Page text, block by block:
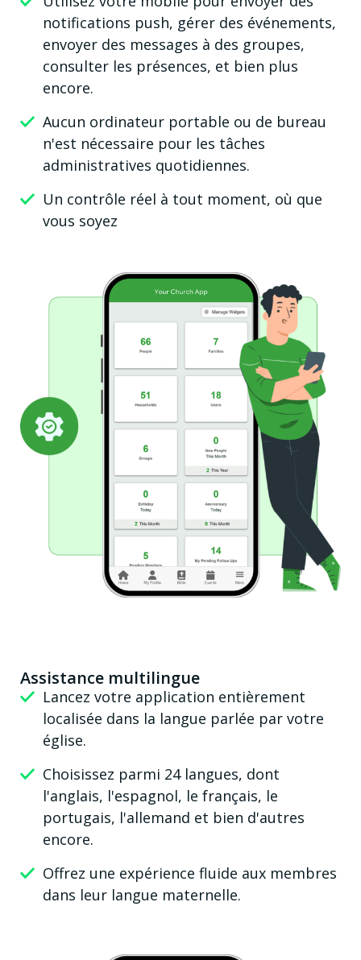
notifications push, gérer des événements,
envoyer des messages à des groupes,
consulter les présences, et bien plus
encore.
Aucun ordinateur portable ou de bureau
n'est nécessaire pour les tâches
administratives quotidiennes.
Un contrôle réel à tout moment, où que
vous soyez
Assistance multilingue
Lancez votre application entièrement
localisée dans la langue parlée par votre
église.
Choisissez parmi 24 langues, dont
l'anglais, l'espagnol, le français, le
portugais, l'allemand et bien d'autres
encore.
Offrez une expérience fluide aux membres
dans leur langue maternelle.